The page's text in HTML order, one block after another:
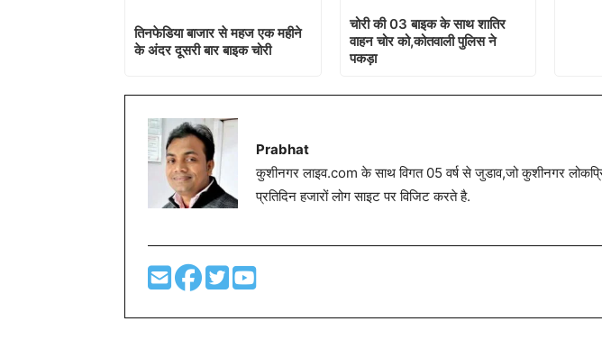
तिनफेडिया बाजार से महज एक महीने
के अंदर दूसरी बार बाइक चोरी
चोरी की 03 बाइक के साथ शातिर
वाहन चोर को,कोतवाली पुलिस ने
पकड़ा
Prabhat
कुशीनगर लाइव.com के साथ विगत 05 वर्ष से जुडाव,जो कुशीनगर
प्रतिदिन हजारों लोग साइट पर विजिट करते है.